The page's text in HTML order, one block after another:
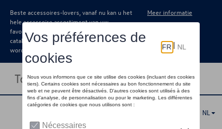
Beste accessoires-lovers, vanaf nu kan u het
hele accessoire assortiment van uw
favoriete merk terugvinden in de online
catalogus. Deze kunnen steeds besteld
worden via uw dealer.
Meer informatie
Toggle navigation
NL